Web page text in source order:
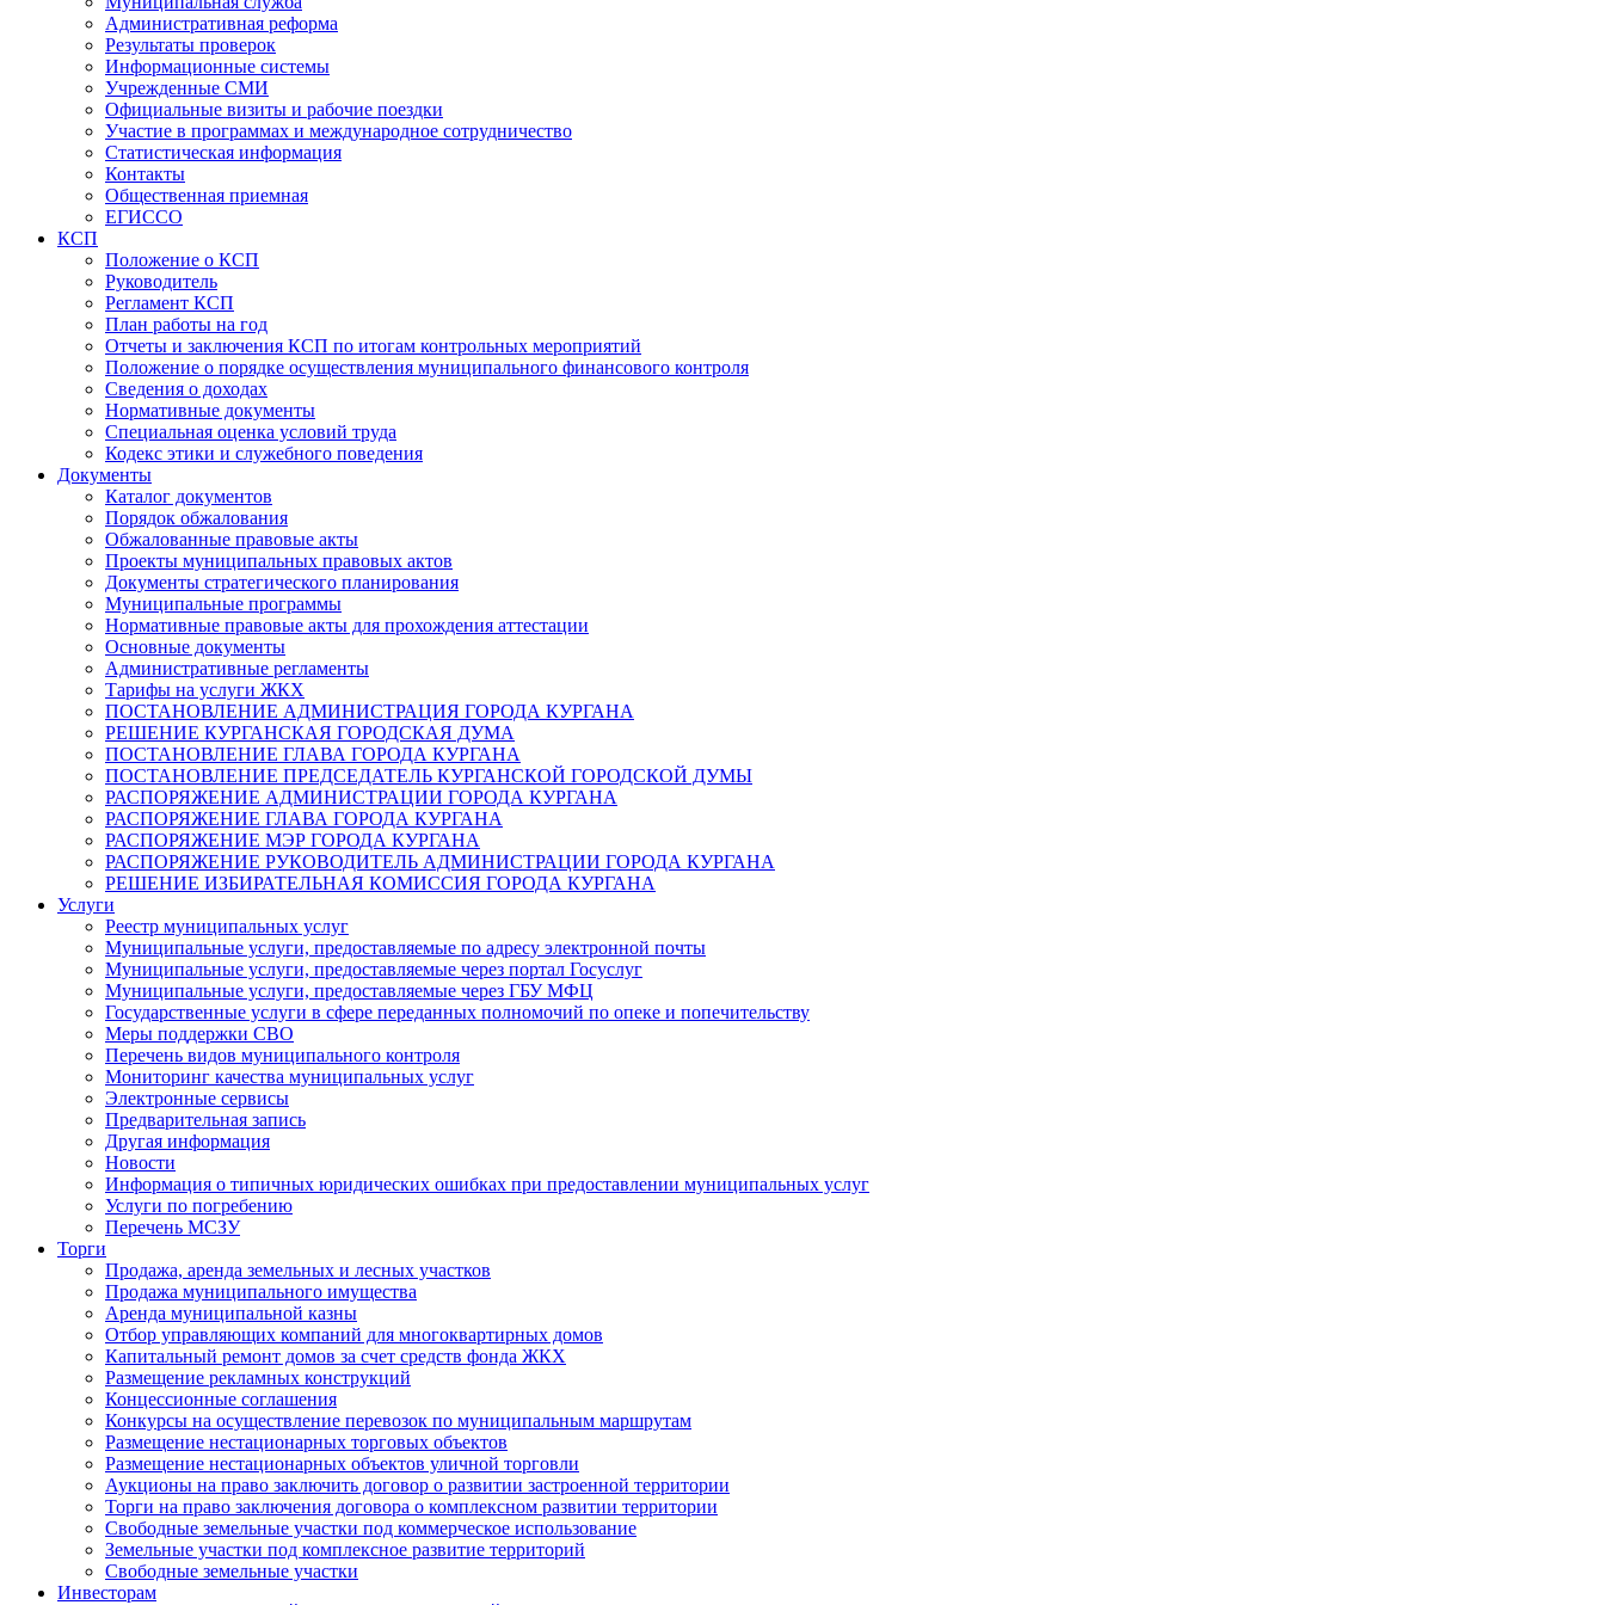
Административная реформа
Результаты проверок
Информационные системы
Учрежденные СМИ
Официальные визиты и рабочие поездки
Участие в программах и международное сотрудничество
Статистическая информация
Контакты
Общественная приемная
ЕГИССО
КСП
Положение о КСП
Руководитель
Регламент КСП
План работы на год
Отчеты и заключения КСП по итогам контрольных мероприятий
Положение о порядке осуществления муниципального финансового контроля
Сведения о доходах
Нормативные документы
Специальная оценка условий труда
Кодекс этики и служебного поведения
Документы
Каталог документов
Порядок обжалования
Обжалованные правовые акты
Проекты муниципальных правовых актов
Документы стратегического планирования
Муниципальные программы
Нормативные правовые акты для прохождения аттестации
Основные документы
Административные регламенты
Тарифы на услуги ЖКХ
ПОСТАНОВЛЕНИЕ АДМИНИСТРАЦИЯ ГОРОДА КУРГАНА
РЕШЕНИЕ КУРГАНСКАЯ ГОРОДСКАЯ ДУМА
ПОСТАНОВЛЕНИЕ ГЛАВА ГОРОДА КУРГАНА
ПОСТАНОВЛЕНИЕ ПРЕДСЕДАТЕЛЬ КУРГАНСКОЙ ГОРОДСКОЙ ДУМЫ
РАСПОРЯЖЕНИЕ АДМИНИСТРАЦИИ ГОРОДА КУРГАНА
РАСПОРЯЖЕНИЕ ГЛАВА ГОРОДА КУРГАНА
РАСПОРЯЖЕНИЕ МЭР ГОРОДА КУРГАНА
РАСПОРЯЖЕНИЕ РУКОВОДИТЕЛЬ АДМИНИСТРАЦИИ ГОРОДА КУРГАНА
РЕШЕНИЕ ИЗБИРАТЕЛЬНАЯ КОМИССИЯ ГОРОДА КУРГАНА
Услуги
Реестр муниципальных услуг
Муниципальные услуги, предоставляемые по адресу электронной почты
Муниципальные услуги, предоставляемые через портал Госуслуг
Муниципальные услуги, предоставляемые через ГБУ МФЦ
Государственные услуги в сфере переданных полномочий по опеке и попечительству
Меры поддержки СВО
Перечень видов муниципального контроля
Мониторинг качества муниципальных услуг
Электронные сервисы
Предварительная запись
Другая информация
Новости
Информация о типичных юридических ошибках при предоставлении муниципальных услуг
Услуги по погребению
Перечень МСЗУ
Торги
Продажа, аренда земельных и лесных участков
Продажа муниципального имущества
Аренда муниципальной казны
Отбор управляющих компаний для многоквартирных домов
Капитальный ремонт домов за счет средств фонда ЖКХ
Размещение рекламных конструкций
Концессионные соглашения
Конкурсы на осуществление перевозок по муниципальным маршрутам
Размещение нестационарных торговых объектов
Размещение нестационарных объектов уличной торговли
Аукционы на право заключить договор о развитии застроенной территории
Торги на право заключения договора о комплексном развитии территории
Свободные земельные участки под коммерческое использование
Земельные участки под комплексное развитие территорий
Свободные земельные участки
Инвесторам